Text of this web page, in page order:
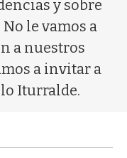
y sobre
le vamos a
a nuestros
a invitar a
Iturralde.